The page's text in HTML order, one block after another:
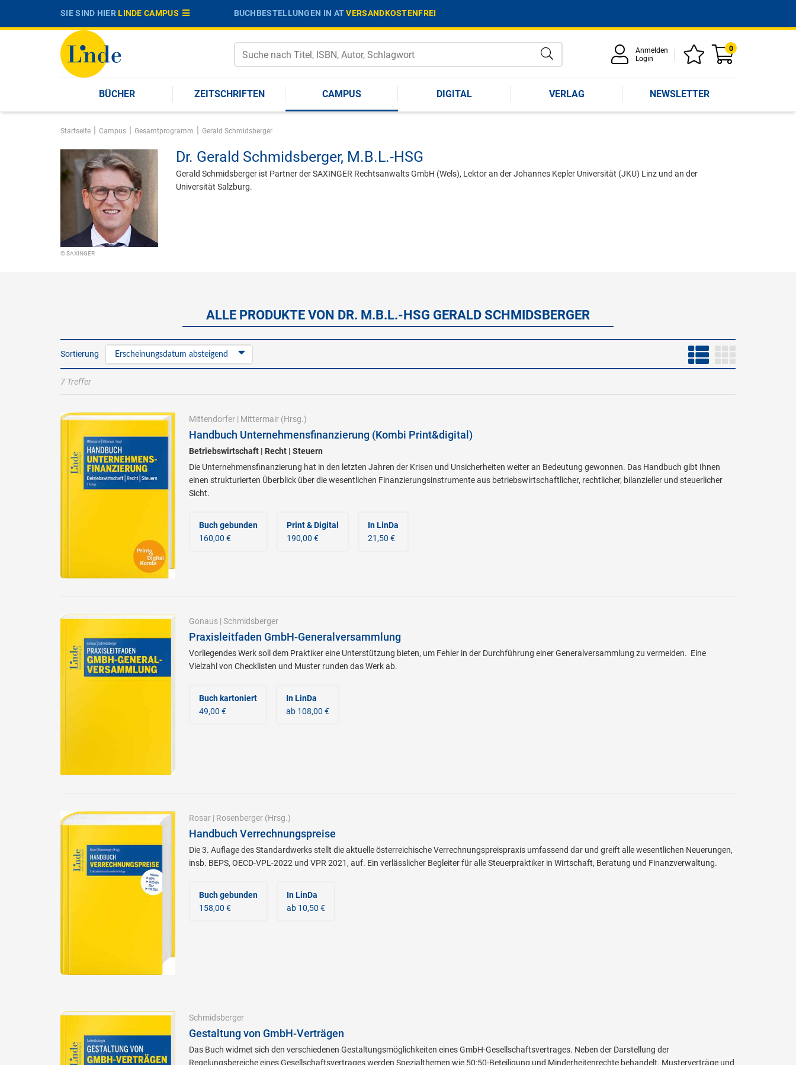
SIE SIND HIERLINDE CAMPUS BUCHBESTELLUNGEN IN ATVERSANDKOSTENFREI
Anmelden
Login
0
BÜCHER ZEITSCHRIFTEN CAMPUS DIGITAL VERLAG NEWSLETTER
Startseite | Campus | Gesamtprogramm | Gerald Schmidsberger
© SAXINGER
Dr. Gerald Schmidsberger, M.B.L.-HSG
Gerald Schmidsberger ist Partner der SAXINGER Rechtsanwalts GmbH (Wels), Lektor an der Johannes Kepler Universität (JKU) Linz und an der
Universität Salzburg.
ALLE PRODUKTE VON DR. M.B.L.-HSG GERALD SCHMIDSBERGER
Sortierung Erscheinungsdatum absteigend
7 Treffer
Mittendorfer| Mittermair(Hrsg.)
Handbuch Unternehmensfinanzierung (Kombi Print&digital)
Betriebswirtschaft | Recht | Steuern
Die Unternehmensfinanzierung hat in den letzten Jahren der Krisen und Unsicherheiten weiter an Bedeutung gewonnen. Das Handbuch gibt Ihnen
einen strukturierten Überblick über die wesentlichen Finanzierungsinstrumente aus betriebswirtschaftlicher, rechtlicher, bilanzieller und steuerlicher
Sicht.
Buch gebunden
160,00 €
Print & Digital
190,00 €
In LinDa
21,50 €
Gonaus| Schmidsberger
Praxisleitfaden GmbH-Generalversammlung
Vorliegendes Werk soll dem Praktiker eine Unterstützung bieten, um Fehler in der Durchführung einer Generalversammlung zu vermeiden. Eine
Vielzahl von Checklisten und Muster runden das Werk ab.
Buch kartoniert
49,00 €
In LinDa
ab 108,00 €
Rosar| Rosenberger(Hrsg.)
Handbuch Verrechnungspreise
Die 3. Auflage des Standardwerks stellt die aktuelle österreichische Verrechnungspreispraxis umfassend dar und greift alle wesentlichen Neuerungen,
insb. BEPS, OECD-VPL-2022 und VPR 2021, auf. Ein verlässlicher Begleiter für alle Steuerpraktiker in Wirtschaft, Beratung und Finanzverwaltung.
Buch gebunden
158,00 €
In LinDa
ab 10,50 €
Schmidsberger
Gestaltung von GmbH-Verträgen
Das Buch widmet sich den verschiedenen Gestaltungsmöglichkeiten eines GmbH-Gesellschaftsvertrages. Neben der Darstellung der
Regelungsbereiche eines Gesellschaftsvertrages werden Spezialthemen wie 50:50-Beteiligung und Minderheitenrechte behandelt. Musterverträge und